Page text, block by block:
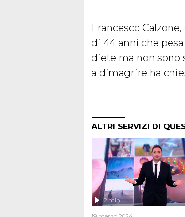
Francesco
di 44 anni che
diete ma non sono
a dimagrire ha
ALTRI SERVIZI DI
2 min